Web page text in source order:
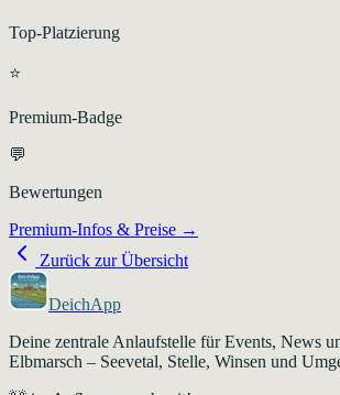
Top-Platzierung
⭐
Premium-Badge
💬
Bewertungen
Premium-Infos & Preise →
Zurück zur Übersicht
DeichApp
Deine zentrale Anlaufstelle für Events, News
Elbmarsch – Seevetal, Stelle, Winsen und